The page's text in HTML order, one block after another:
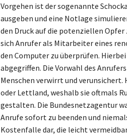
Vorgehen ist der sogenannte
ausgeben und eine Notlage
den Druck auf die potenziellen
sich Anrufer als Mitarbeiter eines
den Computer zu überprüfen.
abgegriffen. Die Vorwahl des
Menschen verwirrt und verunsichert.
oder Lettland, weshalb sie oftmals
gestalten. Die Bundesnetzagentur
Anrufe sofort zu beenden und
Kostenfalle dar, die leicht